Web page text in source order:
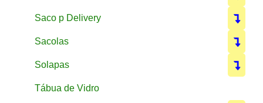
Saco p Delivery
Sacolas
Solapas
Tábua de Vidro